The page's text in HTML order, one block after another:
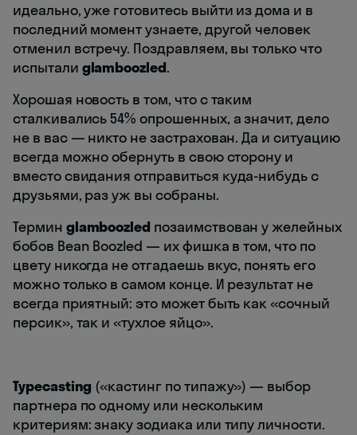
идеально, уже готовитесь выйти из дома и в
последний момент узнаете, другой человек
отменил встречу. Поздравляем, вы только что
испытали glamboozled.
Хорошая новость в том, что с таким
сталкивались 54% опрошенных, а значит, дело
не в вас — никто не застрахован. Да и ситуацию
всегда можно обернуть в свою сторону и
вместо свидания отправиться куда-нибудь с
друзьями, раз уж вы собраны.
Термин glamboozled позаимствован у желейных
бобов Bean Boozled — их фишка в том, что по
цвету никогда не отгадаешь вкус, понять его
можно только в самом конце. И результат не
всегда приятный: это может быть как «сочный
персик», так и «тухлое яйцо».
Typecasting («кастинг по типажу») — выбор
партнера по одному или нескольким
критериям: знаку зодиака или типу личности.